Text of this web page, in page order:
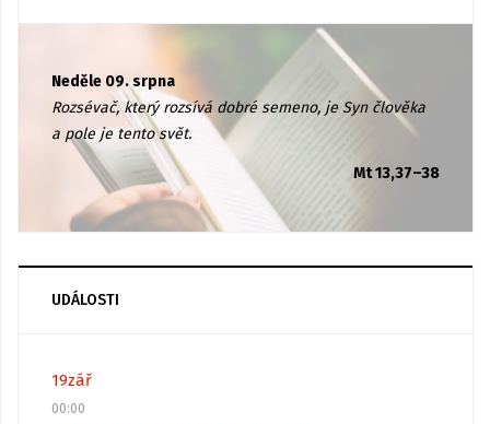
Neděle 09. srpna
Rozsévač, který rozsívá dobré semeno, je Syn člověka
a pole je tento svět.
Mt 13,37–38
UDÁLOSTI
19zář
00:00